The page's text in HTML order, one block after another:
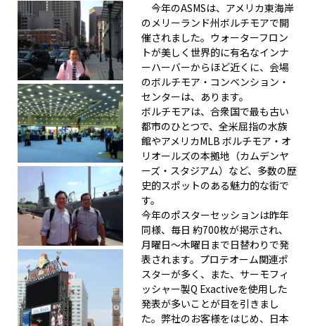
今年のASMSは、アメリカ東海岸
のメリーランド州ボルチモアで開
催されました。ウォーターフロン
トが美しく世界的に有名なインナ
ーハーバーからほど近くに、会場
のボルチモア・コンベンション・
センターは、あります。
ボルチモアは、合衆国で最も古い
都市のひとつで、全米屈指の水族
館やアメリカMLB ボルチモア・オ
リオールズの本拠地（カムデンヤ
ーズ・スタジアム）など、多数の歴
史的スポットのある魅力的な街で
す。
今年のポスターセッションは昨年
同様、毎日 約700枚が掲示され、
月曜日～木曜日まで日替わりで発
表されます。プロテオーム関連ポ
スターが多く、また、サーモフィ
ッシャー製Q Exactiveを使用した
発表が多いことが目を引きまし
た。弊社のお客様をはじめ、日本